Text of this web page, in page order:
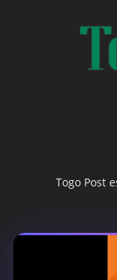
Togo Post